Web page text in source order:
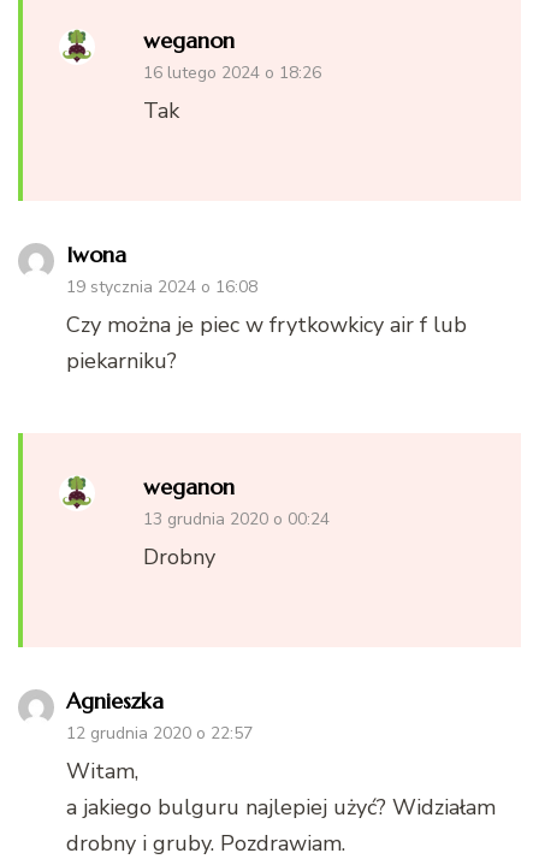
weganon
16 lutego 2024 o 18:26
Tak
Iwona
19 stycznia 2024 o 16:08
Czy można je piec w frytkowkicy air f lub
piekarniku?
weganon
13 grudnia 2020 o 00:24
Drobny
Agnieszka
12 grudnia 2020 o 22:57
Witam,
a jakiego bulguru najlepiej użyć? Widziałam
drobny i gruby. Pozdrawiam.